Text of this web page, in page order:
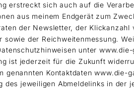
erstreckt sich auch auf die
aus meinem Endgerät zum
der Newsletter, der Klickanzahl
sowie der Reichweitenmessung.
unter
ist jederzeit für die Zukunft
genannten Kontaktdaten www.die-
des jeweiligen Abmeldelinks in der